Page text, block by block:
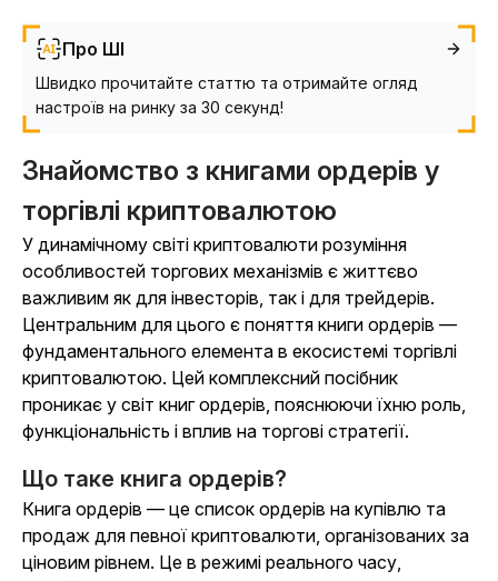
Про ШІ
Швидко прочитайте статтю та отримайте огляд
настроїв на ринку за 30 секунд!
Знайомство з книгами ордерів у
торгівлі криптовалютою
У динамічному світі криптовалюти розуміння
особливостей торгових механізмів є життєво
важливим як для інвесторів, так і для трейдерів.
Центральним для цього є поняття книги ордерів —
фундаментального елемента в екосистемі торгівлі
криптовалютою. Цей комплексний посібник
проникає у світ книг ордерів, пояснюючи їхню роль,
функціональність і вплив на торгові стратегії.
Що таке книга ордерів?
Книга ордерів — це список ордерів на купівлю та
продаж для певної криптовалюти, організованих за
ціновим рівнем. Це в режимі реального часу,